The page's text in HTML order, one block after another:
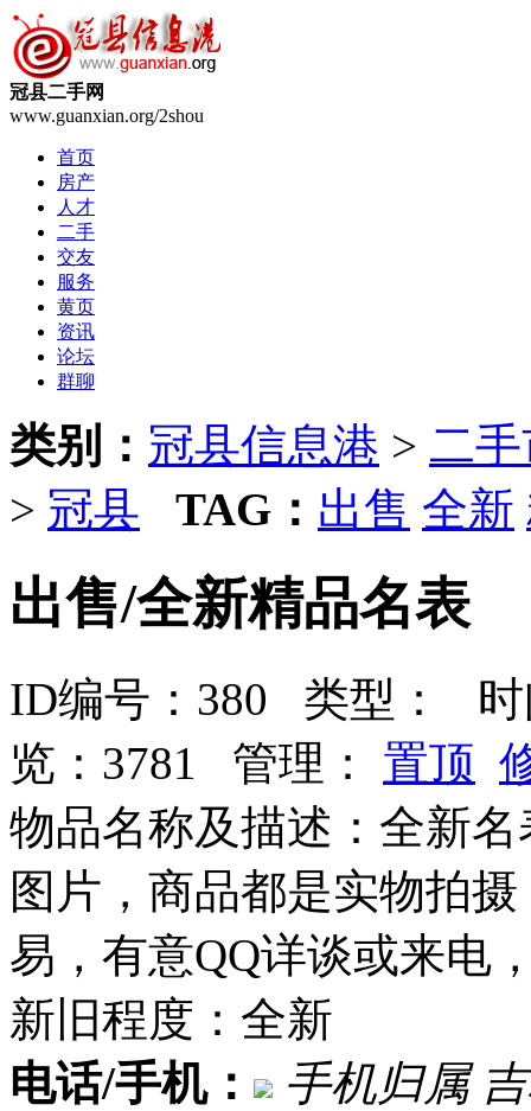
冠县二手网
www.guanxian.org/2shou
首页
房产
人才
二手
交友
服务
黄页
资讯
论坛
群聊
类别： 冠县信息港 > 二
> 冠县 TAG： 出售 全新
出售/全新精品名表
ID编号：380 类型：
时
览：3781 管理： 置顶
物品名称及描述：全新
图片，商品都是实物拍
易，有意QQ详谈或来电
新旧程度：全新
电话/手机：
手机归属